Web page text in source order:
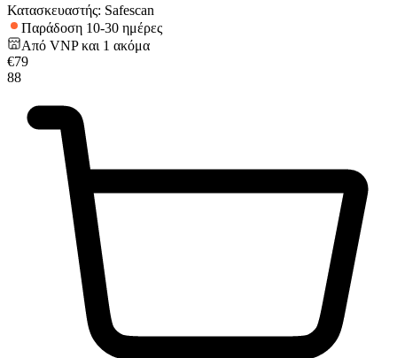
Κατασκευαστής: Safescan
Παράδοση 10-30 ημέρες
Από VNP και 1 ακόμα
€79
88